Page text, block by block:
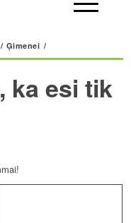
/ Ģimenei /
ka esi tik